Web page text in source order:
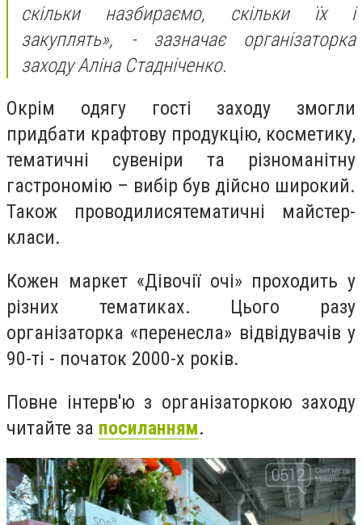
скільки назбираємо, скільки їх і
закуплять», - зазначає організаторка
заходу Аліна Стадніченко.
Окрім одягу гості заходу змогли
придбати крафтову продукцію, косметику,
тематичні сувеніри та різноманітну
гастрономію – вибір був дійсно широкий.
Також проводилисятематичні майстер-
класи.
Кожен маркет «Дівочії очі» проходить у
різних тематиках. Цього разу
організаторка «перенесла» відвідувачів у
90-ті - початок 2000-х років.
Повне інтерв'ю з організаторкою заходу
читайте за посиланням.